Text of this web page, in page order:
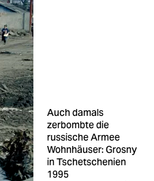
Auch damals
zerbombte die
russische Armee
Wohnhäuser: Grosny
in Tschetschenien
1995